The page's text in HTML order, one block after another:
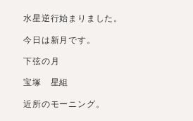
水星逆行始まりました。
今日は新月です。
下弦の月
宝塚 星組
近所のモーニング。